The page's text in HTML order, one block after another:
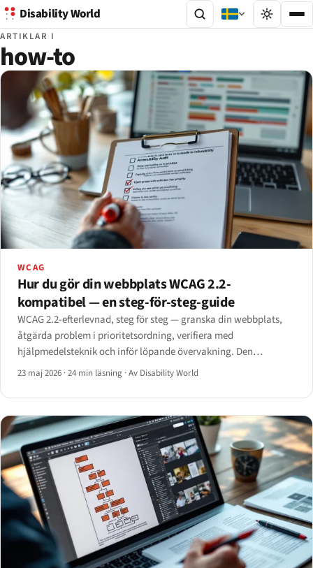
Disability World
ARTIKLAR I
how-to
WCAG
Hur du gör din webbplats WCAG 2.2-
kompatibel — en steg-för-steg-guide
WCAG 2.2-efterlevnad, steg för steg — granska din webbplats,
åtgärda problem i prioritetsordning, verifiera med
hjälpmedelsteknik och inför löpande övervakning. Den
fullständiga spelboken för 2026.
23 maj 2026 ·24 min läsning ·Av Disability World